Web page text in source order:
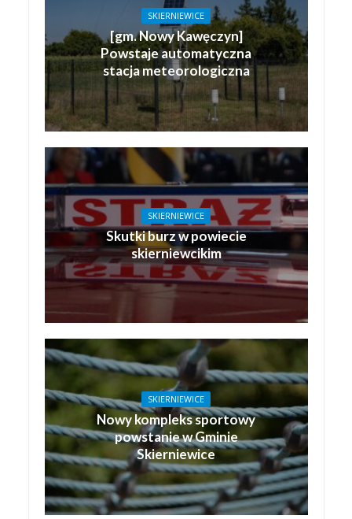
SKIERNIEWICE
[gm. Nowy Kawęczyn]
Powstaje automatyczna
stacja meteorologiczna
SKIERNIEWICE
Skutki burz w powiecie
skierniewcikim
SKIERNIEWICE
Nowy kompleks sportowy
powstanie w Gminie
Skierniewice